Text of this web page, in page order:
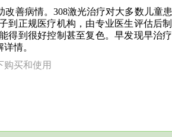
善病情。308激光治疗对大多数儿童
到正规医疗机构，由专业医生评估后
得到很好控制甚至复色。早发现早治
情。
购买和使用